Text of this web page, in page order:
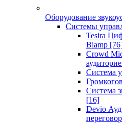
Оборудование
Системы
Tesira
Biamp
Crowd
Система
Система
[16]
Devio